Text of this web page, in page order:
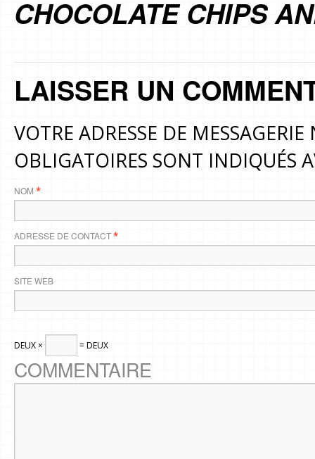
CHOCOLATE CHIPS
LAISSER UN
VOTRE ADRESSE DE
OBLIGATOIRES SONT INDIQUÉS
NOM *
ADRESSE DE CONTACT*
SITE WEB
DEUX × = DEUX
COMMENTAIRE